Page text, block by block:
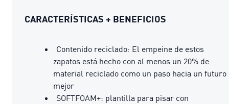
CARACTERÍSTICAS + BENEFICIOS
Contenido reciclado: El empeine de estos
zapatos está hecho con al menos un 20% de
material reciclado como un paso hacia un futuro
mejor
SOFTFOAM+: plantilla para pisar con